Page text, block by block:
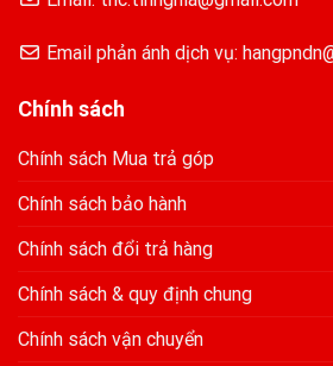
Email phản ánh dịch vụ:
Chính sách
Chính sách Mua trả góp
Chính sách bảo hành
Chính sách đổi trả hàng
Chính sách & quy định chung
Chính sách vận chuyển